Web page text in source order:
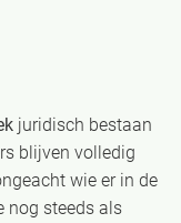
juridisch bestaan
blijven volledig
wie er in de
nog steeds als